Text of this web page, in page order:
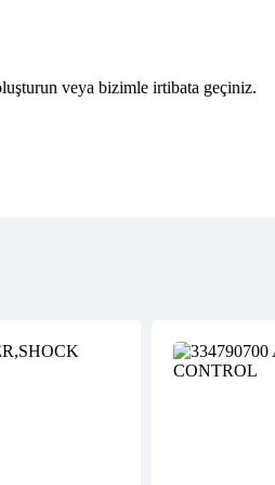
veya bizimle irtibata geçiniz.